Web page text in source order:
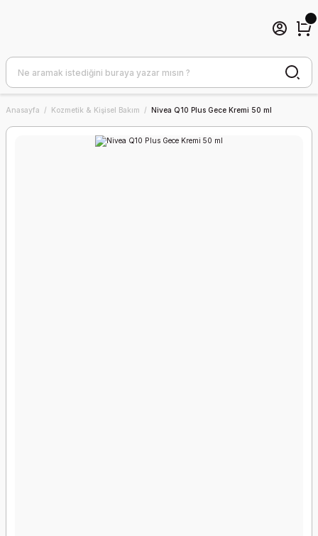
Anasayfa Kozmetik & Kişisel Bakım Nivea Q10 Plus Gece Kremi 50 ml